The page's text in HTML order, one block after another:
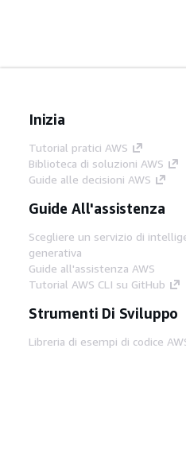
Inizia
Tutorial pratici AWS
Biblioteca di soluzioni AWS
Guide alle decisioni AWS
Guide All'assistenza
Scegliere un servizio di
generativa
Guide all'assistenza AWS
Tutorial AWS CLI su GitHub
Strumenti Di Sviluppo
Libreria di esempi di codice